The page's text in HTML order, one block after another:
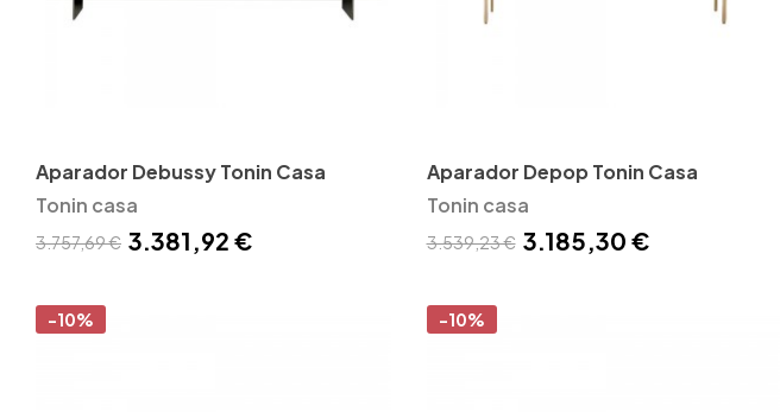
Aparador Debussy Tonin Casa
Tonin casa
3.757,69 € 3.381,92 €
Aparador Depop Tonin Casa
Tonin casa
3.539,23 € 3.185,30 €
-10% -10%